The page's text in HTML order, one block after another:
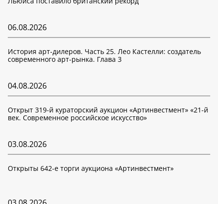
06.08.2026
История арт-дилеров. Часть 25. Лео Кастелли: создатель
современного арт-рынка. Глава 3
04.08.2026
Открыт 319-й кураторский аукцион «Артинвестмент» «21-й
век. Современное российское искусство»
03.08.2026
Открыты 642-е торги аукциона «Артинвестмент»